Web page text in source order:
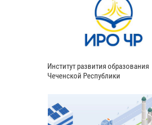
Институт развития образования
Чеченской Республики